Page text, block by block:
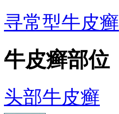
寻常型牛皮癣
牛皮癣部位
头部牛皮癣